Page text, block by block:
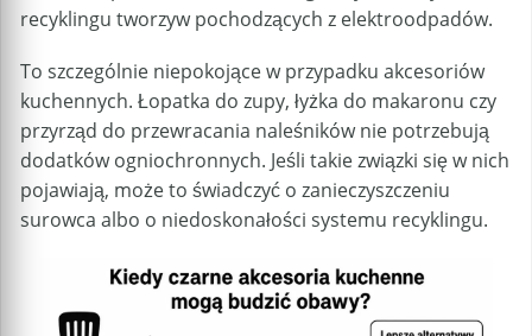
recyklingu tworzyw pochodzących z elektroodpadów.
To szczególnie niepokojące w przypadku akcesoriów
kuchennych. Łopatka do zupy, łyżka do makaronu czy
przyrząd do przewracania naleśników nie potrzebują
dodatków ogniochronnych. Jeśli takie związki się w nich
pojawiają, może to świadczyć o zanieczyszczeniu
surowca albo o niedoskonałości systemu recyklingu.